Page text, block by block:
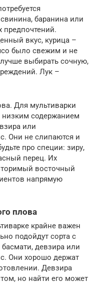
баранина или
предпочтений.
вкус, курица –
было свежим и не
выбирать сочную,
Лук –
Для мультиварки
низким содержанием
или
Они не слипаются и
про специи: зиру,
перец. Их
восточный
напрямую
плова
крайне важен
подойдут сорта с
девзира или
Они хорошо держат
Девзира
но найти его может